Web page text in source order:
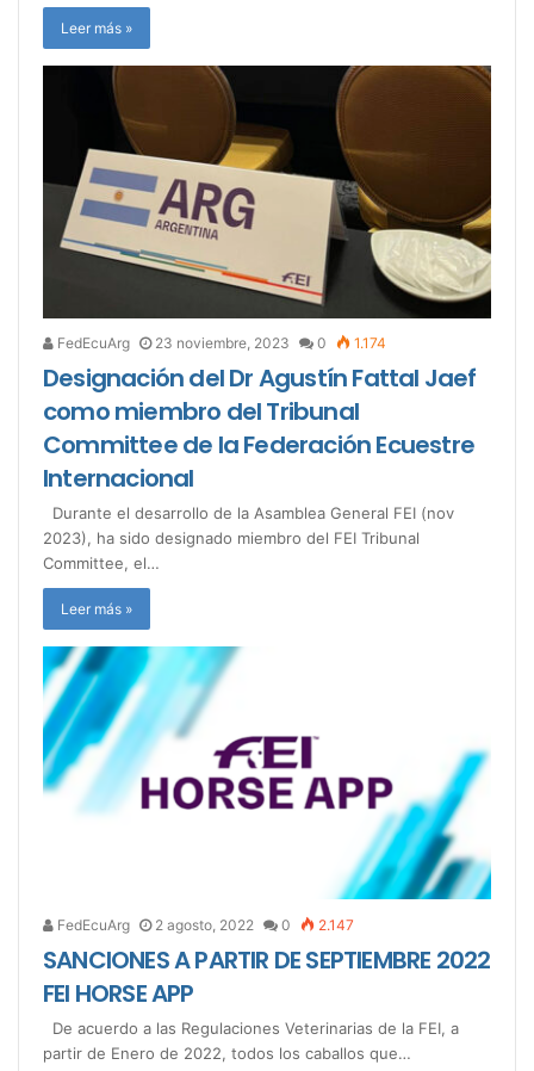
Leer más »
FedEcuArg 23 noviembre, 2023 0 1.174
Designación del Dr Agustín Fattal Jaef
como miembro del Tribunal
Committee de la Federación Ecuestre
Internacional
Durante el desarrollo de la Asamblea General FEI (nov
2023), ha sido designado miembro del FEI Tribunal
Committee, el…
Leer más »
FedEcuArg 2 agosto, 2022 0 2.147
SANCIONES A PARTIR DE SEPTIEMBRE 2022
FEI HORSE APP
De acuerdo a las Regulaciones Veterinarias de la FEI, a
partir de Enero de 2022, todos los caballos que…